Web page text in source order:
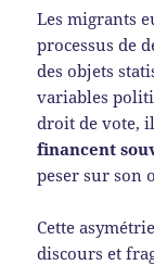
Les migrants
processus de
des objets
variables
droit de vote,
financent
peser sur son
Cette
discours et